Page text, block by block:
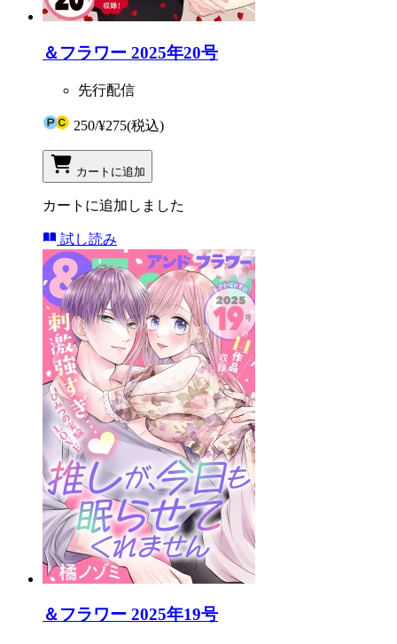
＆フラワー 2025年20号
先行配信
250/¥275(税込)
カートに追加
カートに追加しました
試し読み
＆フラワー 2025年19号